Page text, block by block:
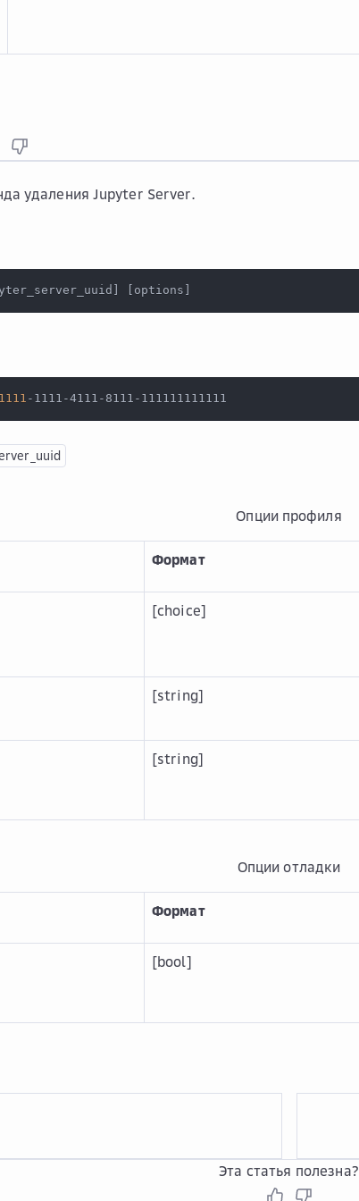
удаления Jupyter Server.
options
-1111-4111-8111-111111111111
Опции профиля
Формат
[choice]
[string]
[string]
Опции отладки
Формат
[bool]
Эта статья полезна?